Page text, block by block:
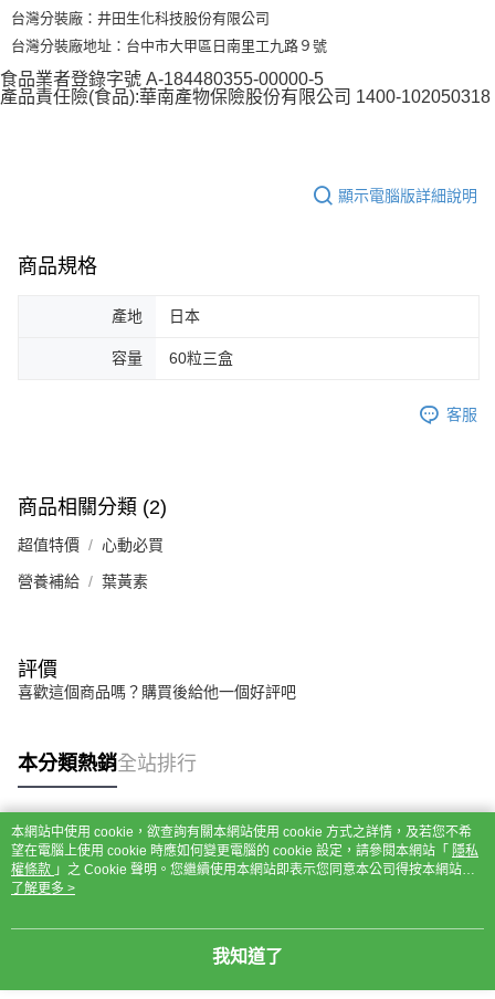
台灣分裝廠：井田生化科技股份有限公司
台灣分裝廠地址：台中市大甲區日南里工九路９號
食品業者登錄字號 A-184480355-00000-5
產品責任險(食品):華南產物保險股份有限公司 1400-102050318
顯示電腦版詳細說明
商品規格
產地 日本
容量 60粒三盒
客服
商品相關分類 (2)
超值特價 心動必買
營養補給 葉黃素
評價
喜歡這個商品嗎？購買後給他一個好評吧
本分類熱銷全站排行
熱門標籤
本網站中使用 cookie，欲查詢有關本網站使用 cookie 方式之詳情，及若您不希
望在電腦上使用 cookie 時應如何變更電腦的 cookie 設定，請參閱本網站「 隱私
權條款 」之 Cookie 聲明。您繼續使用本網站即表示您同意本公司得按本網站使
用條款之 Cookie 聲明使用 cookie。
了解更多 >
我知道了